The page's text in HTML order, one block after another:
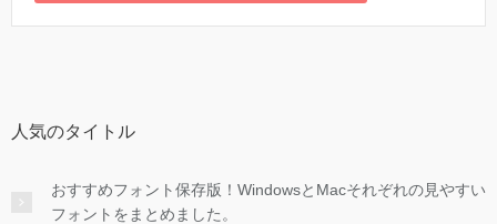
人気のタイトル
おすすめフォント保存版！WindowsとMacそれぞれの見やすい
フォントをまとめました。